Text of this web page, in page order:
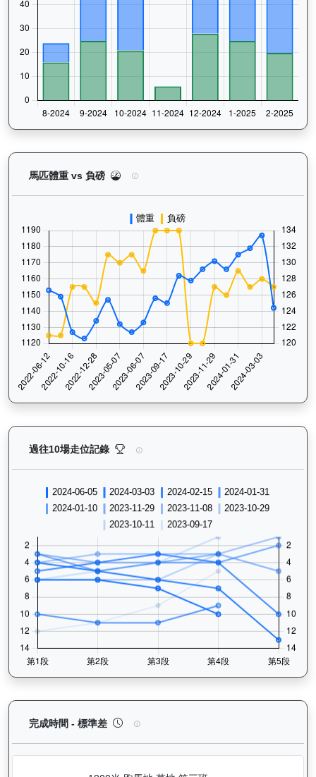
馬匹體重 vs 負磅 中華英雄（G402）— 馬匹體重與負磅
過往10場走位記錄 中華英雄（G402）— 過往走位記錄
完成時間 - 標準差 中華英雄（G402）— 完成時間標準差